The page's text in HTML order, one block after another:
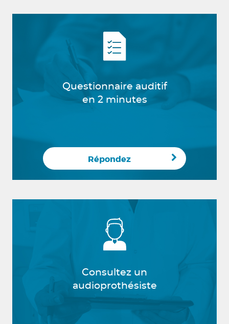
Questionnaire auditif
en 2 minutes
Répondez
Consultez un
audioprothésiste